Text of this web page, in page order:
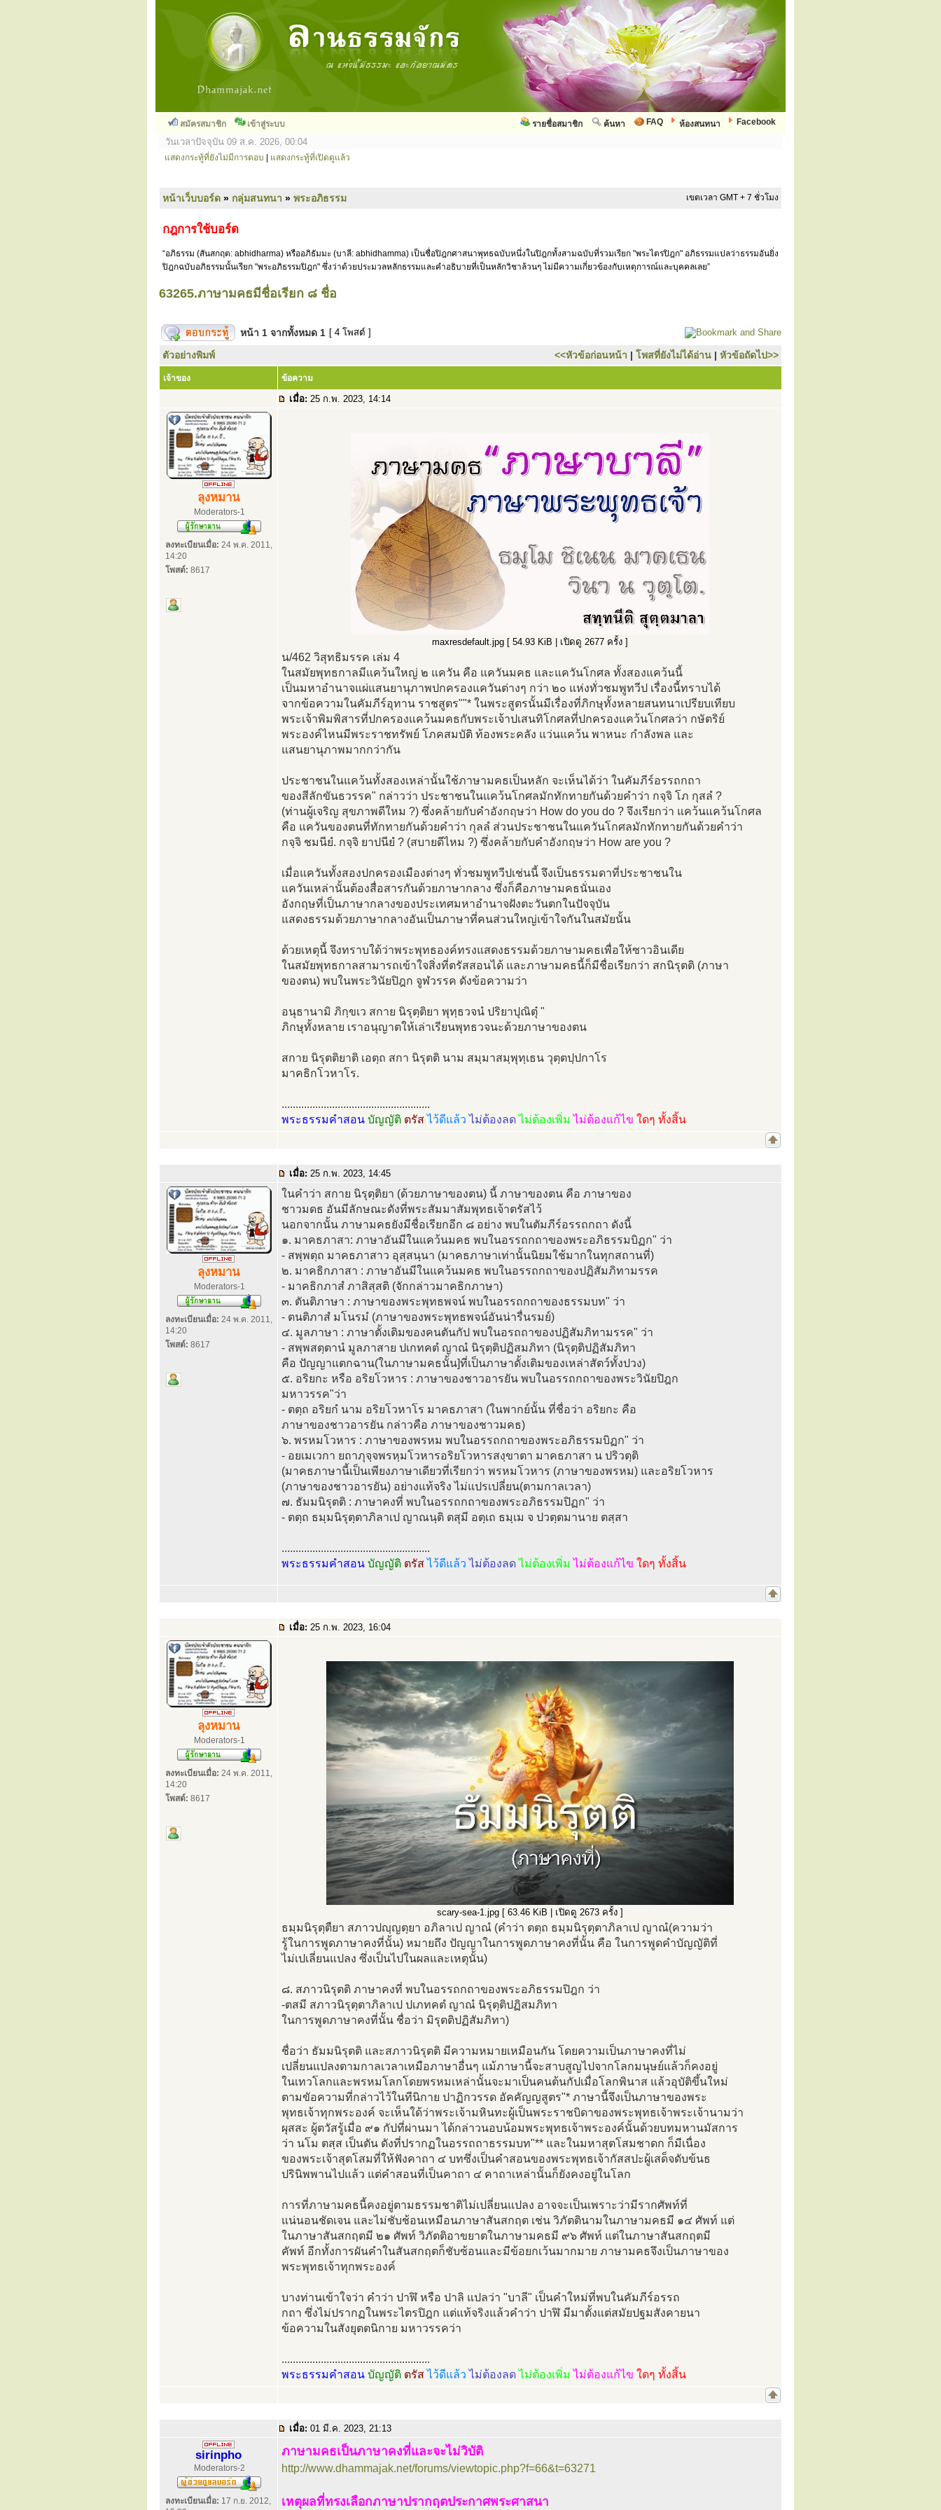
สมัครสมาชิก เข้าสู่ระบบ Facebook
ห้องสนทนา
FAQ
ค้นหา
รายชื่อสมาชิก
วันเวลาปัจจุบัน 09 ส.ค. 2026, 00:04
แสดงกระทู้ที่ยังไม่มีการตอบ แสดงกระทู้ที่เปิดดูแล้ว
หน้าเว็บบอร์ด » กลุ่มสนทนา » พระอภิธรรม เขตเวลา GMT + 7 ชั่วโมง
กฎการใช้บอร์ด
“อภิธรรม (สันสกฤต: abhidharma) หรืออภิธัมมะ (บาลี: abhidhamma) เป็นชื่อปิฎกศาสนาพุทธฉบับหนึ่งในปิฎกทั้งสามฉบับที่รวมเรียก "พระไตรปิฎก" อภิธรรมแปลว่าธรรมอันยิ่ง
ปิฎกฉบับอภิธรรมนั้นเรียก "พระอภิธรรมปิฎก" ซึ่งว่าด้วยประมวลหลักธรรมและคำอธิบายที่เป็นหลักวิชาล้วนๆ ไม่มีความเกี่ยวข้องกับเหตุการณ์และบุคคลเลย”
63265.ภาษามคธมีชื่อเรียก ๘ ชื่อ
หน้า 1 จากทั้งหมด 1 [ 4 โพสต์ ]
ตัวอย่างพิมพ์ <<หัวข้อก่อนหน้า | โพสที่ยังไม่ได้อ่าน | หัวข้อถัดไป>>
เจ้าของ ข้อความ
เมื่อ: 25 ก.พ. 2023, 14:14
ลุงหมาน
Moderators-1
ลงทะเบียนเมื่อ: 24 พ.ค. 2011,
14:20
โพสต์: 8617
maxresdefault.jpg [ 54.93 KiB | เปิดดู 2677 ครั้ง ]
น/462 วิสุทธิมรรค เล่ม 4
ในสมัยพุทธกาลมีแคว้นใหญ่ ๒ แควัน คือ แควันมคธ และแควันโกศล ทั้งสองแคว้นนี้
เป็นมหาอำนาจแผ่แสนยานุภาพปกครองแควันต่างๆ กว่า ๒๐ แห่งทั่วชมพูทวีป เรื่องนี้ทราบได้
จากข้อความในคัมภีร์อุทาน ราชสูตร""* ในพระสูตรนั้นมีเรื่องที่ภิกษุทั้งหลายสนทนาเปรียบเทียบ
พระเจ้าพิมพิสารที่ปกครองแคว้นมคธกับพระเจ้าปเสนทิโกศลที่ปกครองแคว้นโกศลว่า กษัตริย์
พระองค์ไหนมีพระราชทรัพย์ โภคสมบัติ ท้องพระคลัง แว่นแคว้น พาหนะ กำลังพล และ
แสนยานุภาพมากกว่ากัน
ประชาชนในแคว้นทั้งสองเหล่านั้นใช้ภาษามคธเป็นหลัก จะเห็นได้ว่า ในคัมภีร์อรรถกถา
ของสีลักขันธวรรค" กล่าวว่า ประชาชนในแคว้นโกศลมักทักทายกันด้วยคำว่า กจฺจิ โภ กุสลํ ?
(ท่านผู้เจริญ สุขภาพดีใหม ?) ซึ่งคล้ายกับคำอังกฤษว่า How do you do ? จึงเรียกว่า แคว้นแคว้นโกศล
คือ แควันของตนที่ทักทายกันด้วยคำว่า กุลลํ ส่วนประชาชนในแควันโกศลมักทักทายกันด้วยคำว่า
กจฺจิ ชมนียํ. กจฺจิ ยาปนียํ ? (สบายดีไหม ?) ซึ่งคล้ายกับคำอังกฤษว่า How are you ?
เมื่อแควันทั้งสองปกครองเมืองต่างๆ ทั่วชมพูทวีปเช่นนี้ จึงเป็นธรรมดาที่ประชาชนใน
แควันเหล่านั้นต้องสื่อสารกันด้วยภาษากลาง ซึ่งก็คือภาษามคธนั่นเอง
อังกฤษที่เป็นภาษากลางของประเทศมหาอำนาจฝังตะวันตกในปัจจุบัน
แสดงธรรมด้วยภาษากลางอันเป็นภาษาที่คนส่วนใหญ่เข้าใจกันในสมัยนั้น
ด้วยเหตุนี้ จึงทราบใด้ว่าพระพุทธองค์ทรงแสดงธรรมด้วยภาษามคธเพื่อให้ซาวอินเดีย
ในสมัยพุทธกาลสามารถเข้าใจสิ่งที่ตรัสสอนได้ และภาษามคธนี้ก็มีชื่อเรียกว่า สกนิรุตติ (ภาษา
ของตน) พบในพระวินัยปิฎก จูฬวรรค ดังข้อความว่า
อนุธานามิ ภิกฺขเว สกาย นิรุตฺติยา พุทฺธวจนํ ปริยาปุณิตุ๋ "
ภิกษุทั้งหลาย เราอนุญาตให้เล่าเรียนพุทธวจนะด้วยภาษาของตน
สกาย นิรุตติยาติ เอตฺถ สกา นิรุตติ นาม สมฺมาสมฺพุทฺเธน วุตฺตปฺปกาโร
มาคธิกโวหาโร.
.....................................................
พระธรรมคำสอน บัญญัติ ตรัสไว้ดีแล้วไม่ต้องลดไม่ต้องเพิ่ม ไม่ต้องแก้ไข ใดๆ ทั้งสิ้น
เมื่อ: 25 ก.พ. 2023, 14:45
ลุงหมาน
Moderators-1
ลงทะเบียนเมื่อ: 24 พ.ค. 2011,
14:20
โพสต์: 8617
ในคำว่า สกาย นิรุตฺติยา (ด้วยภาษาของตน) นี้ ภาษาของตน คือ ภาษาของ
ชาวมดธ อันมีลักษณะดังที่พระสัมมาสัมพุทธเจ้าตรัสไว้
นอกจากนั้น ภาษามคธยังมีชื่อเรียกอีก ๘ อย่าง พบในตัมภีร์อรรถกถา ดังนี้
๑. มาคธภาสา: ภาษาอันมีในแคว้นมคธ พบในอรรถกถาของพระอภิธรรมบิฏก" ว่า
- สพฺพตฺถ มาคธภาสาว อุสฺสนฺนา (มาคธภาษาเท่านั้นนิยมใช้มากในทุกสถานที่)
๒. มาคธิกภาสา : ภาษาอันมีในแคว้นมคธ พบในอรรถกถาของปฏิสัมภิทามรรค
- มาคธิกภาสํ ภาสิสฺสติ (จักกล่าวมาคธิกภาษา)
๓. ตันติภาษา : ภาษาของพระพุทธพจน์ พบในอรรถกถาของธรรมบท" ว่า
- ตนติภาสํ มโนรมํ (ภาษาของพระพุทธพจน์อันน่ารื่นรมย์)
๔. มูลภาษา : ภาษาตั้งเติมของคนตันกัป พบในอรถถาของปฏิสัมภิทามรรค" ว่า
- สพฺพสตฺตานํ มูลภาสาย ปเกทคตํ ญาณํ นิรุตฺติปฏิสมภิทา (นิรุตฺติปฏิสัมภิทา
คือ ปัญญาแตกฉาน(ในภาษามคธนั้น]ที่เป็นภาษาดั้งเติมของเหล่าสัตว์ทั้งปวง)
๕. อริยกะ หรือ อริยโวหาร : ภาษาของชาวอารยัน พบในอรรถกถาของพระวินัยปิฎก
มหาวรรค"ว่า
- ตตฺถ อริยกํ นาม อริยโวหาโร มาคธภาสา (ในพากย์นั้น ที่ชื่อว่า อริยกะ คือ
ภาษาของชาวอารยัน กล่าวคือ ภาษาของชาวมคธ)
๖. พรหมโวหาร : ภาษาของพรหม พบในอรรถกถาของพระอภิธรรมบิฏก" ว่า
- อยเมเวกา ยถาภุจฺจพรหฺมโวหารอริยโวหารสงฺขาตา มาคธภาสา น ปริวตฺติ
(มาคธภาษานี้เป็นเพียงภาษาเดียวที่เรียกว่า พรหมโวหาร (ภาษาของพรหม) และอริยโวหาร
(ภาษาของชาวอารยัน) อย่างแท้จริง ไม่แปรเปลี่ยน(ตามกาลเวลา)
๗. ธัมมนิรุตติ : ภาษาคงที่ พบในอรรถกถาของพระอภิธรรมปิฏก" ว่า
- ตตฺถ ธมฺมนิรุตฺตาภิลาเป ญาณนฺติ ตสุมี อตฺเถ ธมฺเม จ ปวตฺตมานาย ตสฺสา
.....................................................
พระธรรมคำสอน บัญญัติ ตรัสไว้ดีแล้วไม่ต้องลดไม่ต้องเพิ่ม ไม่ต้องแก้ไข ใดๆ ทั้งสิ้น
เมื่อ: 25 ก.พ. 2023, 16:04
ลุงหมาน
Moderators-1
ลงทะเบียนเมื่อ: 24 พ.ค. 2011,
14:20
โพสต์: 8617
scary-sea-1.jpg [ 63.46 KiB | เปิดดู 2673 ครั้ง ]
ธมฺมนิรุตฺตืยา สภาวปญฺญตฺยา อภิลาเป ญาณํ (คำว่า ตตฺถ ธมฺมนิรุตฺตาภิลาเป ญาณํ(ความว่า
รู้ในการพูดภาษาคงที่นั้น) หมายถึง ปัญญาในการพูดภาษาคงที่นั้น คือ ในการพูดคำบัญญัติที่
ไม่เปเลี่ยนแปลง ซึ่งเป็นไปในผลและเหตุนั้น)
๘. สภาวนิรุตติ ภาษาคงที่ พบในอรรถกถาของพระอภิธรรมปิฎก ว่า
-ตสมี สภาวนิรุตฺตาภิลาเป ปเภทคตํ ญาณํ นิรุตฺติปฏิสมภิทา
ในการพูดภาษาคงที่นั้น ชื่อว่า มิรุตติปฏิสัมภิทา)
ชื่อว่า ธัมมนิรุตติ และสภาวนิรุตติ มีความหมายเหมือนกัน โดยความเป็นภาษาคงที่ไม่
เปลี่ยนแปลงตามกาลเวลาเหมือภาษาอื่นๆ แม้ภาษานี้จะสาบสูญไปจากโลกมนุษย์แล้วก็คงอยู่
ในเทวโลกและพรหมโลกโดยพรหมเหล่านั้นจะมาเป็นคนต้นกัปเมื่อโลกพินาส แล้วอุบัติขึ้นใหม่
ตามขัอความที่กล่าวไว้ในทีนิกาย ปาฏิกวรรด อัคคัญญสูตร"* ภาษานี้จึงเป็นภาษาของพระ
พุทธเจ้าทุกพระองค์ จะเห็นใด้ว่าพระเจ้ามหินทะผู้เป็นพระราชบิดาของพระพุทธเจ้าพระเจ้านามว่า
ผุสสะ ผู้ตวัสรู้เมื่อ ๙๑ กัปที่ผ่านมา ได้กล่าวนอบน้อมพระพุทธเจ้าพระองค์นั้นด้วยบทมหานมัสการ
ว่า นโม ตสฺส เป็นตัน ดังที่ปรากฏในอรรถถาธรรมบท"** และในมหาสุตโสมชาดก ก็มีเนื่อง
ของพระเจ้าสุตโสมที่ให้ฟังคาถา ๔ บทซึ่งเป็นคำสอนของพระพุทธเจ้ากัสสปะผู้เสด็จดับข้นธ
ปรินิพพานไปแล้ว แต่คำสอนที่เป็นคาถา ๔ คาถาเหล่านั้นก็ยังคงอยู่ในโลก
การที่ภาษามคธนี้คงอยู่ตามธรรมชาติไม่เปลี่ยนแปลง อาจจะเป็นเพราะว่ามีรากศัพท์ที่
แน่นอนชัดเจน และไม่ชับช้อนเหมือนภาษาสันสกฤต เช่น วิภัตตินามในภาษามคธมี ๑๔ ศัพท์ แต่
ในภาษาสันสกฤตมี ๒๑ ศัพท์ วิภัตติอาขยาตในภาษามคธมี ๙๖ ศัพท์ แต่ในภาษาสันสกฤตมี
คัพท์ อีกทั้งการผันคำในสันสกฤตก็ชับซ้อนและมีข้อยกเว้นมากมาย ภาษามคธจึงเป็นภาษาของ
พระพุทธเจ้าทุกพระองค์
บางท่านเข้าใจว่า คำว่า ปาฬิ หรือ ปาลิ แปลว่า "บาลี" เป็นคำใหม่ที่พบในคัมภีร์อรรถ
กถา ซึ่งไม่ปรากฏในพระไตรปิฎก แต่แท้จริงแล้วคำว่า ปาฬิ มีมาตั้งแต่สมัยปฐมสังคายนา
ข้อความในสังยุตตนิกาย มหาวรรคว่า
.....................................................
พระธรรมคำสอน บัญญัติ ตรัสไว้ดีแล้วไม่ต้องลดไม่ต้องเพิ่ม ไม่ต้องแก้ไข ใดๆ ทั้งสิ้น
เมื่อ: 01 มี.ค. 2023, 21:13
sirinpho
Moderators-2
ลงทะเบียนเมื่อ: 17 ก.ย. 2012,
ภาษามคธเป็นภาษาคงที่และจะไม่วิบัติ
http://www.dhammajak.net/forums/viewtopic.php?f=66&t=63271
เหตุผลที่ทรงเลือกภาษาปรากฤตประกาศพระศาสนา